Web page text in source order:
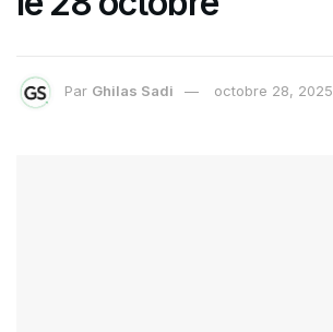
Par Ghilas Sadi octobre 28, 2025